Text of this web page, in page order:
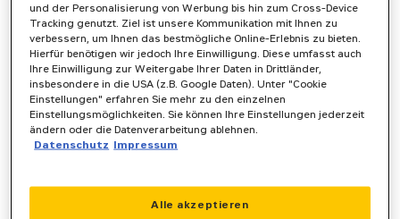
Application error: aclient-side exception has occurred while
www.zeppelin-powersystems.com
und der Personalisierung von Werbung bis hin zum Cross-Device
Tracking genutzt. Ziel ist unsere Kommunikation mit Ihnen zu
verbessern, um Ihnen das bestmögliche Online-Erlebnis zu bieten.
Hierfür benötigen wir jedoch Ihre Einwilligung. Diese umfasst auch
Ihre Einwilligung zur Weitergabe Ihrer Daten in Drittländer,
insbesondere in die USA (z.B. Google Daten). Unter "Cookie
Einstellungen" erfahren Sie mehr zu den einzelnen
Einstellungsmöglichkeiten. Sie können Ihre Einstellungen jederzeit
ändern oder die Datenverarbeitung ablehnen.
Datenschutz Impressum
Alle akzeptieren